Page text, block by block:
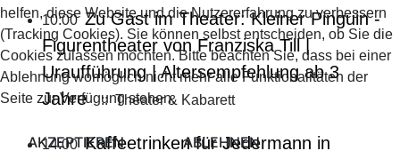
10:00 Zu Gast im Theater: Kleiner Pinguin -
Figurentheater von Franziska Till |
Uraufführung | Altersempfehlung ab 3
Jahre :: Theater & Kabarett
14:00Kaffeetrinken für Jedermann in
helfen, diese Website und die Nutzererfahrung zu verbessern
(Tracking Cookies). Sie können selbst entscheiden, ob Sie die
Cookies zulassen möchten. Bitte beachten Sie, dass bei einer
Ablehnung womöglich nicht mehr alle Funktionalitäten der
Seite zur Verfügung stehen.
AKZEPTIEREN ABLEHNEN